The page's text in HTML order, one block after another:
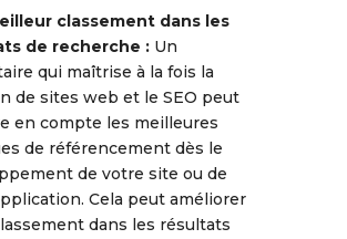
classement dans les
de recherche : Un
qui maîtrise à la fois la
de sites web et le SEO peut
en compte les meilleures
de référencement dès le
de votre site ou de
Cela peut améliorer
dans les résultats